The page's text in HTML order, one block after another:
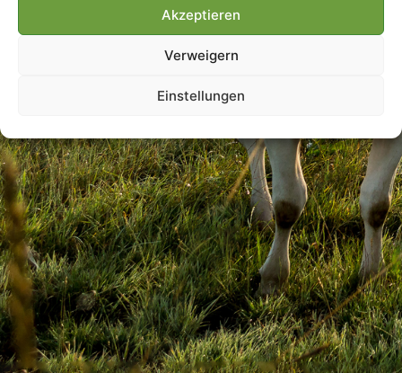
Akzeptieren
Verweigern
Einstellungen
Villmools Merci! Bis nächst
Joer!